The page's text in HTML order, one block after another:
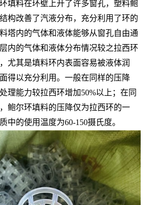
填料在环壁上开了许多窗孔，塑料鲍
构改善了汽液分布，充分利用了环的
塔内的气体和液体能够从窗孔自由通
内的气体和液体分布情况较之拉西环
尤其是填料环内表面容易被液体润
得以充分利用。一般在同样的压降
理能力较拉西环增加50%以上；在同
鲍尔环填料的压降仅为拉西环的一
中的使用温度为60-150摄氏度。